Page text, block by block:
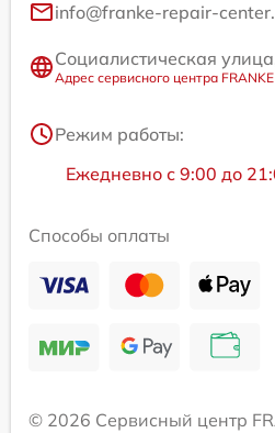
info@franke-repair-
Социалистическая
Адрес сервисного центра FRANKE
Режим работы:
Ежедневно с 9:00 до
Способы оплаты
© 2026 Сервисный центр